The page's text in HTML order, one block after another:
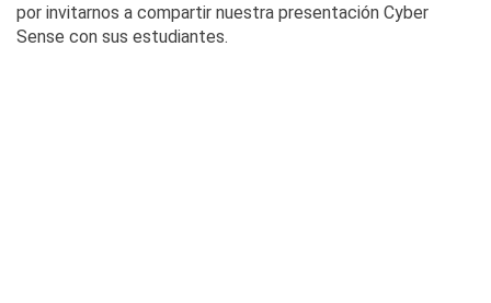
por invitarnos a compartir nuestra presentación Cyber
Sense con sus estudiantes.